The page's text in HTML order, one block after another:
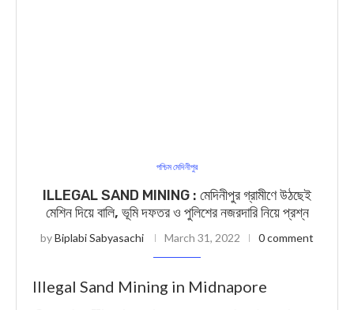
পশ্চিম মেদিনীপুর
ILLEGAL SAND MINING : মেদিনীপুর গ্রামীণে উঠছেই
মেশিন দিয়ে বালি, ভূমি দফতর ও পুলিশের নজরদারি নিয়ে প্রশ্ন
byBiplabi Sabyasachi March 31, 2022 0 comment
Illegal Sand Mining in Midnapore